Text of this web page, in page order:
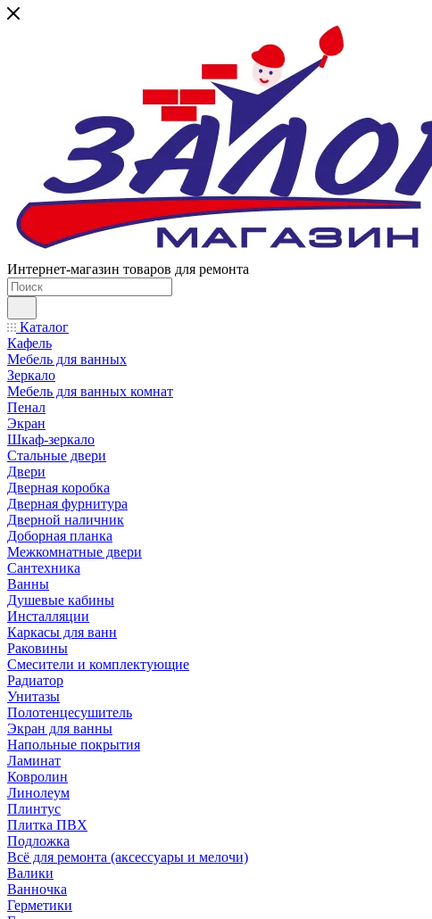
Интернет-магазин товаров для ремонта
Каталог
Кафель
Мебель для ванных
Зеркало
Мебель для ванных комнат
Пенал
Экран
Шкаф-зеркало
Стальные двери
Двери
Дверная коробка
Дверная фурнитура
Дверной наличник
Доборная планка
Межкомнатные двери
Сантехника
Ванны
Душевые кабины
Инсталляции
Каркасы для ванн
Раковины
Смесители и комплектующие
Радиатор
Унитазы
Полотенцесушитель
Экран для ванны
Напольные покрытия
Ламинат
Ковролин
Линолеум
Плинтус
Плитка ПВХ
Подложка
Всё для ремонта (аксессуары и мелочи)
Валики
Ванночка
Герметики